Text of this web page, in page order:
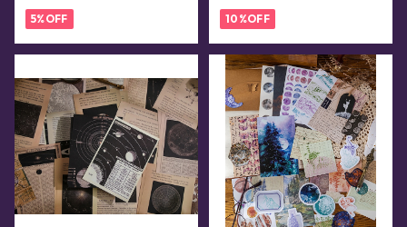
5%OFF 10%OFF